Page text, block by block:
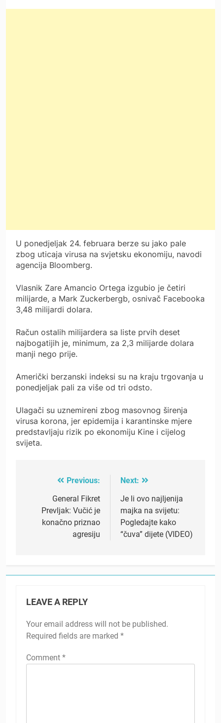
U ponedjeljak 24. februara berze su jako pale
zbog uticaja virusa na svjetsku ekonomiju, navodi
agencija Bloomberg.
Vlasnik Zare Amancio Ortega izgubio je četiri
milijarde, a Mark Zuckerbergb, osnivač Facebooka
3,48 milijardi dolara.
Račun ostalih milijardera sa liste prvih deset
najbogatijih je, minimum, za 2,3 milijarde dolara
manji nego prije.
Američki berzanski indeksi su na kraju trgovanja u
ponedjeljak pali za više od tri odsto.
Ulagači su uznemireni zbog masovnog širenja
virusa korona, jer epidemija i karantinske mjere
predstavljaju rizik po ekonomiju Kine i cijelog
svijeta.
navigation
Previous:
General Fikret
Prevljak: Vučić je
konačno priznao
agresiju
Next:
Je li ovo najljenija
majka na svijetu:
Pogledajte kako
“čuva” dijete (VIDEO)
LEAVE A REPLY
Your email address will not be published.
Required fields are marked *
Comment *